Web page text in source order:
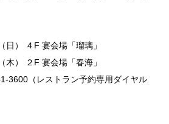
日） ４F 宴会場「瑠璃」
木） ２F 宴会場「春海」
3600（レストラン予約専用ダイヤル